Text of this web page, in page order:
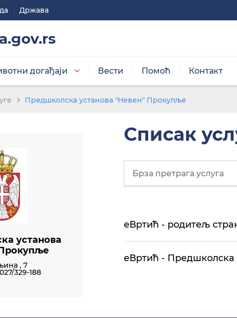
Држава
догађаји Вести Помоћ Контакт
слова
тема Црно/
Предшколска установа "Невен" Прокупље
установа
, 7
329-188
Списак
еВртић - родитељ
еВртић -